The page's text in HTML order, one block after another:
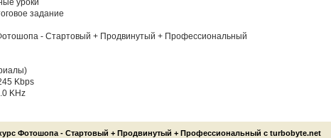
уроки
задание
- Стартовый + Продвинутый + Профессиональный
Kbps
KHz
Фотошопа - Стартовый + Продвинутый + Профессиональный с turbobyte.net